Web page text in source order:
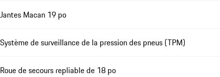
Jantes Macan 19 po
Système de surveillance de la pression des pneus (TPM)
Roue de secours repliable de 18 po